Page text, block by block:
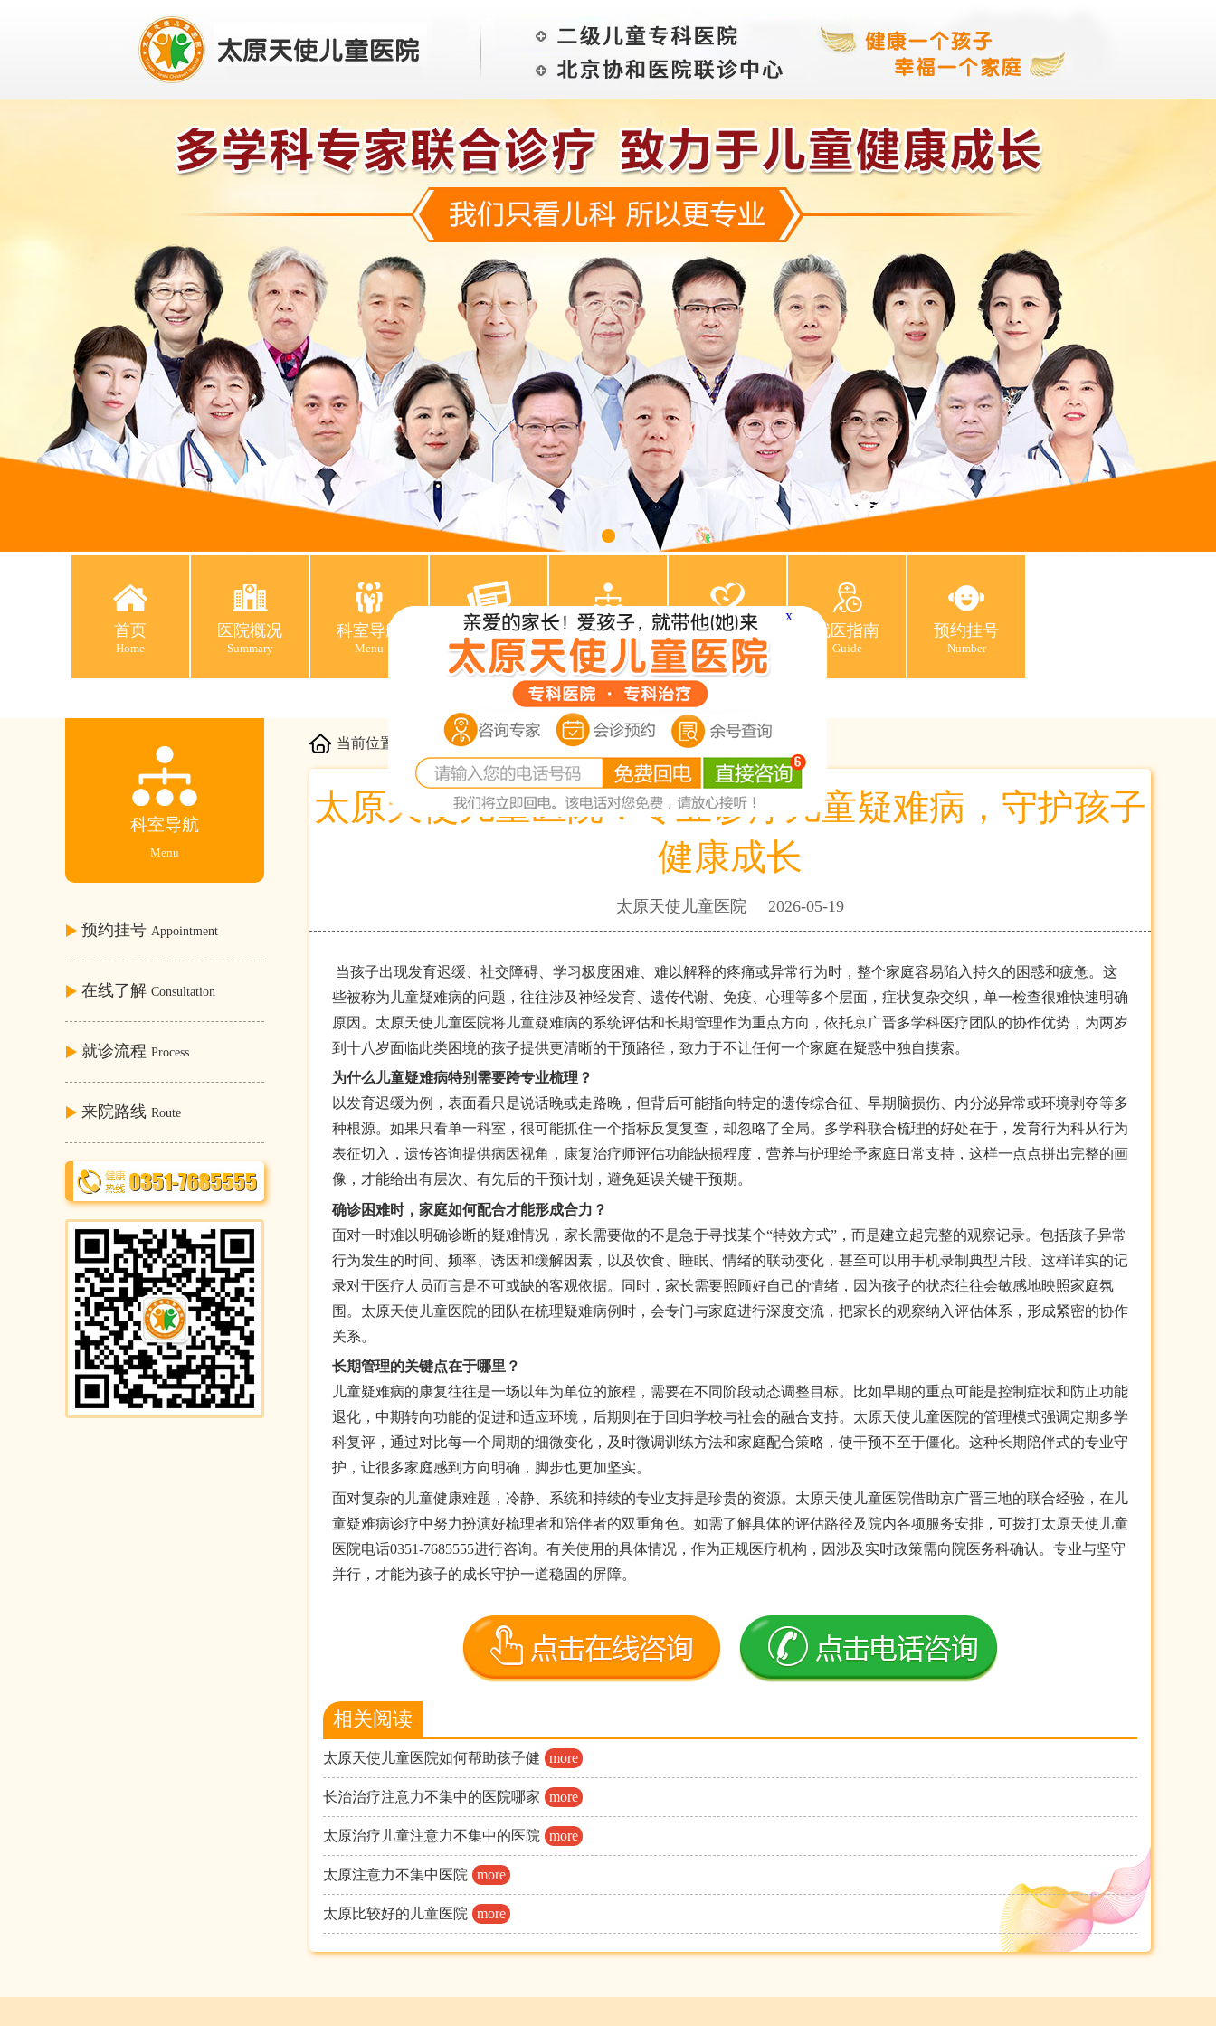
首页
Home
医院概况
Summary
科室导航
Menu
名医医生
Medical experts
特色医疗
Characteristic
医院动态
Dynamic
就医指南
Guide
预约挂号
Number
科室导航
Menu
预约挂号 Appointment
在线了解 Consultation
就诊流程 Process
来院路线 Route
当前位置： 太原天使儿童医院 行为发育科 > 注意力不集中>
太原天使儿童医院：专业诊疗儿童疑难病，守护孩子
健康成长
太原天使儿童医院 2026-05-19
当孩子出现发育迟缓、社交障碍、学习极度困难、难以解释的疼痛或异常行为时，整个家庭容易陷入持久的困惑和疲惫。这
些被称为儿童疑难病的问题，往往涉及神经发育、遗传代谢、免疫、心理等多个层面，症状复杂交织，单一检查很难快速明确
原因。太原天使儿童医院将儿童疑难病的系统评估和长期管理作为重点方向，依托京广晋多学科医疗团队的协作优势，为两岁
到十八岁面临此类困境的孩子提供更清晰的干预路径，致力于不让任何一个家庭在疑惑中独自摸索。
为什么儿童疑难病特别需要跨专业梳理？
以发育迟缓为例，表面看只是说话晚或走路晚，但背后可能指向特定的遗传综合征、早期脑损伤、内分泌异常或环境剥夺等多
种根源。如果只看单一科室，很可能抓住一个指标反复复查，却忽略了全局。多学科联合梳理的好处在于，发育行为科从行为
表征切入，遗传咨询提供病因视角，康复治疗师评估功能缺损程度，营养与护理给予家庭日常支持，这样一点点拼出完整的画
像，才能给出有层次、有先后的干预计划，避免延误关键干预期。
确诊困难时，家庭如何配合才能形成合力？
面对一时难以明确诊断的疑难情况，家长需要做的不是急于寻找某个“特效方式”，而是建立起完整的观察记录。包括孩子异常
行为发生的时间、频率、诱因和缓解因素，以及饮食、睡眠、情绪的联动变化，甚至可以用手机录制典型片段。这样详实的记
录对于医疗人员而言是不可或缺的客观依据。同时，家长需要照顾好自己的情绪，因为孩子的状态往往会敏感地映照家庭氛
围。太原天使儿童医院的团队在梳理疑难病例时，会专门与家庭进行深度交流，把家长的观察纳入评估体系，形成紧密的协作
关系。
长期管理的关键点在于哪里？
儿童疑难病的康复往往是一场以年为单位的旅程，需要在不同阶段动态调整目标。比如早期的重点可能是控制症状和防止功能
退化，中期转向功能的促进和适应环境，后期则在于回归学校与社会的融合支持。太原天使儿童医院的管理模式强调定期多学
科复评，通过对比每一个周期的细微变化，及时微调训练方法和家庭配合策略，使干预不至于僵化。这种长期陪伴式的专业守
护，让很多家庭感到方向明确，脚步也更加坚实。
面对复杂的儿童健康难题，冷静、系统和持续的专业支持是珍贵的资源。太原天使儿童医院借助京广晋三地的联合经验，在儿
童疑难病诊疗中努力扮演好梳理者和陪伴者的双重角色。如需了解具体的评估路径及院内各项服务安排，可拨打太原天使儿童
医院电话0351-7685555进行咨询。有关使用的具体情况，作为正规医疗机构，因涉及实时政策需向院医务科确认。专业与坚守
并行，才能为孩子的成长守护一道稳固的屏障。
相关阅读
太原天使儿童医院如何帮助孩子健 more
长治治疗注意力不集中的医院哪家 more
太原治疗儿童注意力不集中的医院 more
太原注意力不集中医院 more
太原比较好的儿童医院 more
x